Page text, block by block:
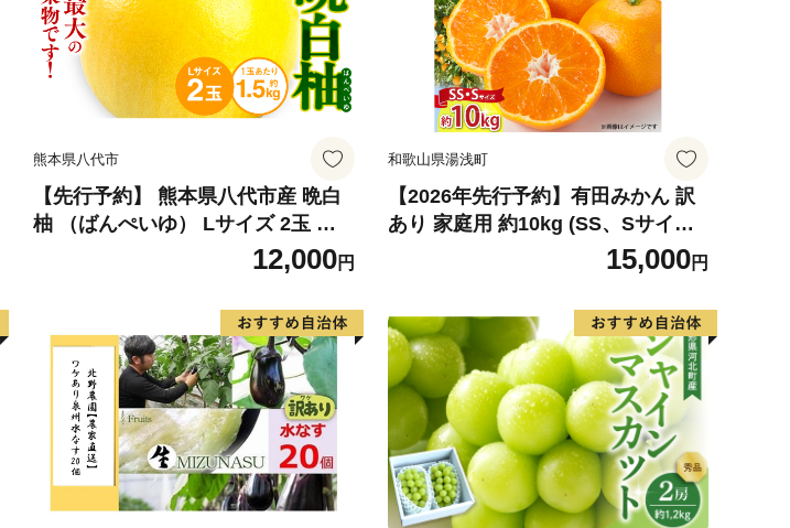
熊本県八代市
【先行予約】 熊本県八代市産 晩白
柚 （ばんぺいゆ） Lサイズ 2玉 柑
橘 みかん 果物 くだもの フルーツ
おやつ 特産 熊本県 八代市 【2026
年12月上旬より順次発送】
12,000円
和歌山県湯浅町
【2026年先行予約】有田みかん 訳
あり 家庭用 約10kg (SS、Sサイズ)
みかん 温州みかん フルーツ 柑橘 果
物 果実 ジューシー 人気 国産 食べ
物 和歌山県 湯浅町 送料無料_ZJ60
98
15,000円